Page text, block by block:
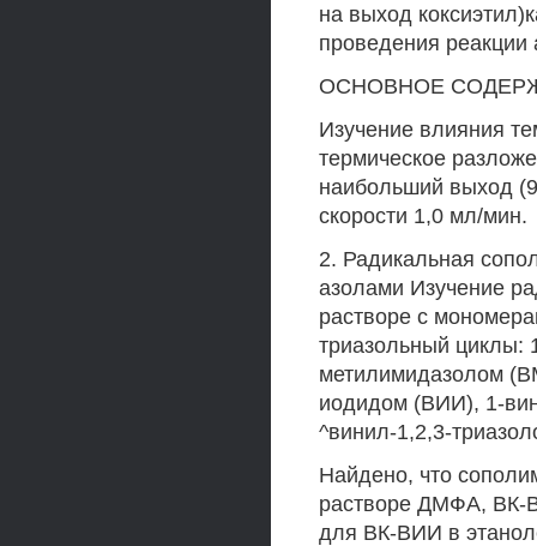
на выход
проведения реакции
ОСНОВНОЕ
Изучение влияния
термическое
наибольший выход
скорости 1,0 мл/мин.
2. Радикальная
азолами Изучение
растворе с
триазольный циклы:
метилимидазолом
иодидом (ВИИ), 1-
^винил-1,2,3-
Найдено, что
растворе ДМФА, ВК-
для ВК-ВИИ в